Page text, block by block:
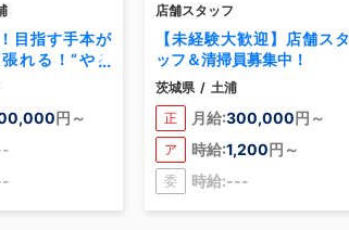
目指す手本が
れる！“やる
！性別関係な
収入を掴めま
円～
店舗スタッフ
【未経験大歓迎】店舗スタ
ッフ＆清掃員募集中！
茨城県 / 土浦
正
月給:300,000円～
ア 時給:1,200円～
委 時給:---